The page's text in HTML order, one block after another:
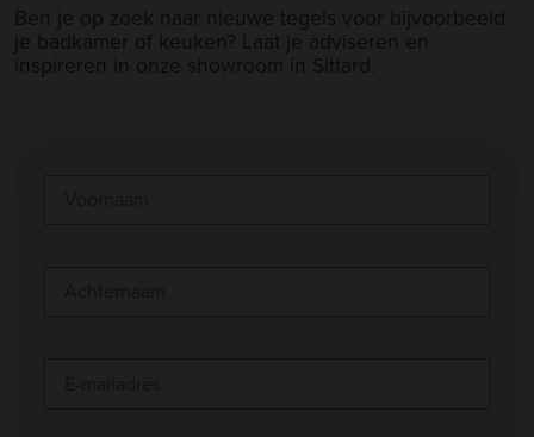
Ben je op zoek naar nieuwe tegels voor bijvoorbeeld
je badkamer of keuken? Laat je adviseren en
inspireren in onze showroom in Sittard.